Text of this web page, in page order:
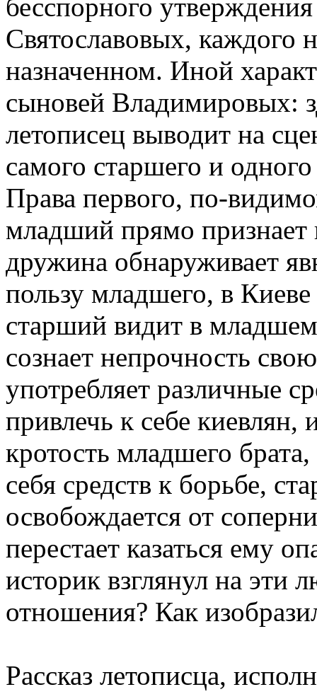
бесспорного
Святославовых, каждого
назначенном. Иной
сыновей Владимировых:
летописец выводит на
самого старшего и
Права первого, по-
младший прямо признает
дружина обнаруживает
пользу младшего, в
старший видит в
сознает непрочность
употребляет различные
привлечь к себе киевлян,
кротость младшего
себя средств к борьбе,
освобождается от
перестает казаться ему
историк взглянул на эти
отношения? Как
Рассказ летописца,